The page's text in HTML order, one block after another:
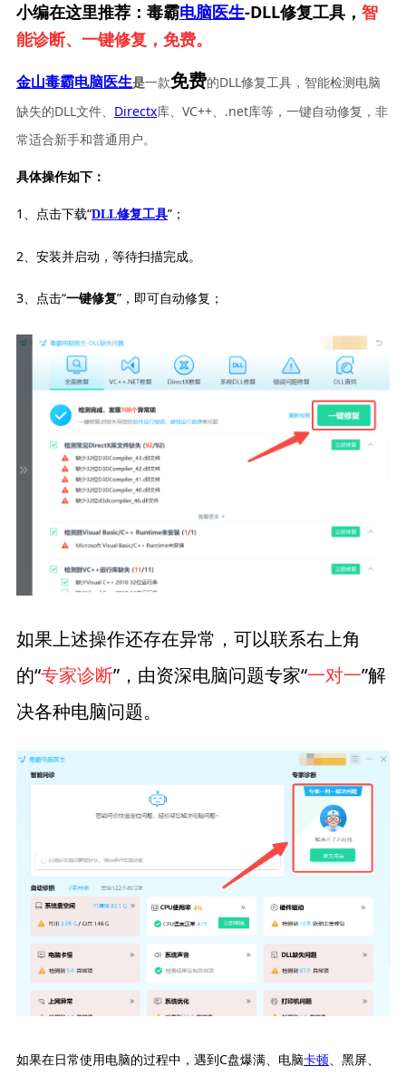
小编在这里推荐：毒霸电脑医生-DLL修复工具， 智
能诊断、一键修复，免费。
金山毒霸电脑医生是一款免费的DLL修复工具，智能检测电脑
缺失的DLL文件、 Directx库、VC++、.net库等，一键自动修复，非
常适合新手和普通用户。
具体操作如下：
1、点击下载“DLL修复工具”；
2、安装并启动，等待扫描完成。
3、点击“一键修复”，即可自动修复；
如果上述操作还存在异常，可以联系右上角
的“专家诊断”，由资深电脑问题专家“一对一”解
决各种电脑问题。
如果在日常使用电脑的过程中，遇到C盘爆满、电脑卡顿、黑屏、